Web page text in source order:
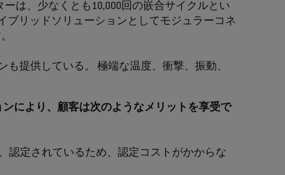
ーは、少なくとも10,000回の嵌合サイクルとい
ブリッドソリューションとしてモジュラーコネ
も提供している。 極端な温度、衝撃、振動、
により、顧客は次のようなメリットを享受で
認定されているため、認定コストがかからな